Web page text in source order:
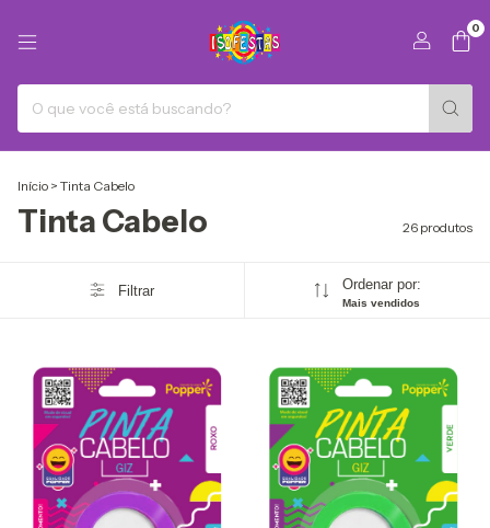
0
Início > Tinta Cabelo
Tinta Cabelo 26 produtos
Filtrar Ordenar por:
Mais vendidos